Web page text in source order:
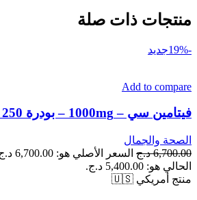
منتجات ذات صلة
-19% جديد
Add to compare
فيتامين سي – 1000mg – بودرة 250 g .
الصحة والجمال
6,700.00 د.ج السعر الأصلي هو: 6,700.00 د.ج.
الحالي هو: 5,400.00 د.ج.
منتج أمريكي 🇺🇸